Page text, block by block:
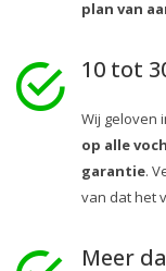
plan van
10 tot
Wij geloven
op alle
garantie.
van dat het
Meer